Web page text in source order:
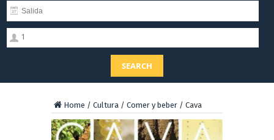
1
SEARCH
Home / Cultura / Comer y beber / Cava